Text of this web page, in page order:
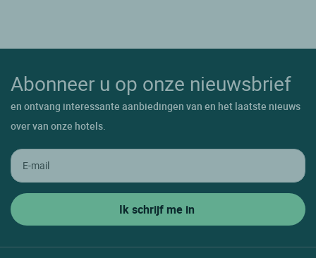
Abonneer u op onze nieuwsbrief
en ontvang interessante aanbiedingen van en het laatste nieuws
over van onze hotels.